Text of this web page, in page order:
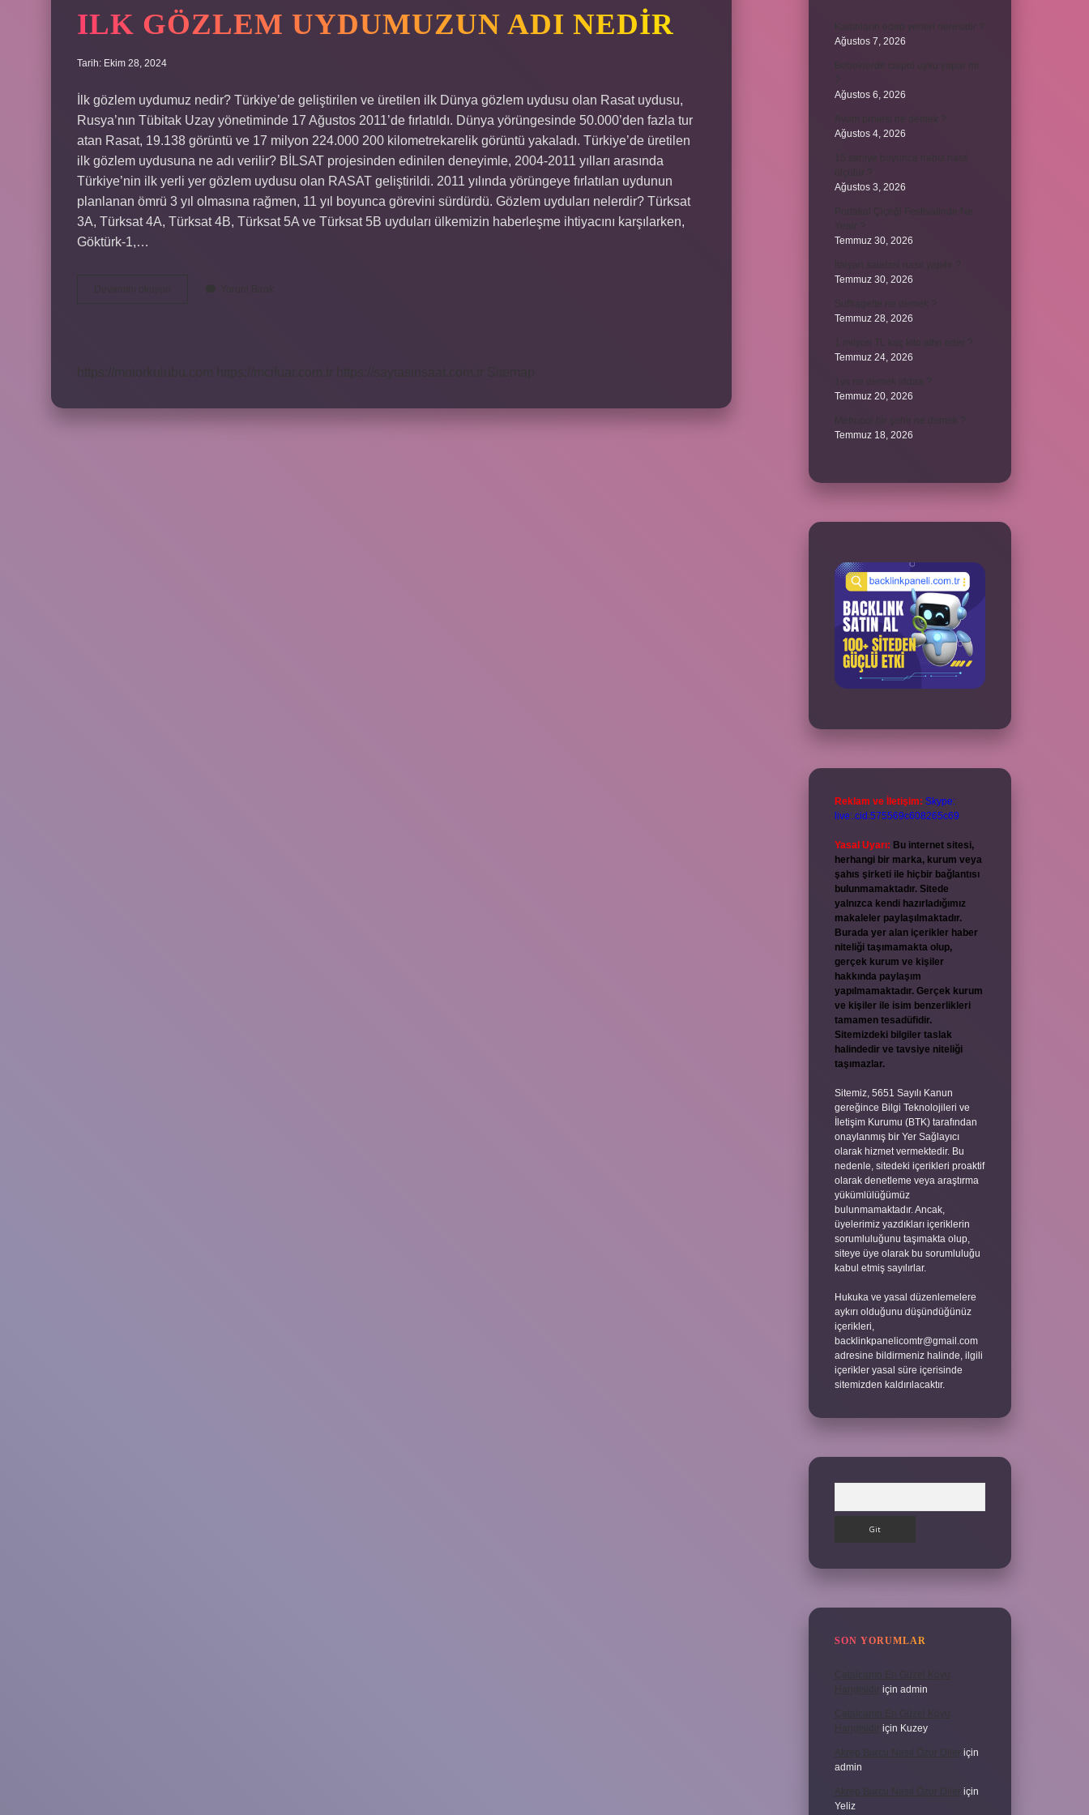
ILK GÖZLEM UYDUMUZUN ADI NEDIR
Tarih: Ekim 28, 2024
İlk gözlem uydumuz nedir? Türkiye’de geliştirilen ve üretilen ilk Dünya gözlem uydusu olan Rasat uydusu,
Rusya’nın Tübitak Uzay yönetiminde 17 Ağustos 2011’de fırlatıldı. Dünya yörüngesinde 50.000’den fazla tur
atan Rasat, 19.138 görüntü ve 17 milyon 224.000 200 kilometrekarelik görüntü yakaladı. Türkiye’de üretilen
ilk gözlem uydusuna ne adı verilir? BİLSAT projesinden edinilen deneyimle, 2004-2011 yılları arasında
Türkiye’nin ilk yerli yer gözlem uydusu olan RASAT geliştirildi. 2011 yılında yörüngeye fırlatılan uydunun
planlanan ömrü 3 yıl olmasına rağmen, 11 yıl boyunca görevini sürdürdü. Gözlem uyduları nelerdir? Türksat
3A, Türksat 4A, Türksat 4B, Türksat 5A ve Türksat 5B uyduları ülkemizin haberleşme ihtiyacını karşılarken,
Göktürk-1,…
Ağustos 7, 2026
Ağustos 6, 2026
Ağustos 4, 2026
Ağustos 3, 2026
Temmuz 30, 2026
Temmuz 30, 2026
Temmuz 28, 2026
Temmuz 24, 2026
Temmuz 20, 2026
Temmuz 18, 2026
Reklam ve İletişim: Skype:
live:.cid.575569c608265c69
Yasal Uyarı: Bu internet sitesi,
herhangi bir marka, kurum veya
şahıs şirketi ile hiçbir bağlantısı
bulunmamaktadır. Sitede
yalnızca kendi hazırladığımız
makaleler paylaşılmaktadır.
Burada yer alan içerikler haber
niteliği taşımamakta olup,
gerçek kurum ve kişiler
hakkında paylaşım
yapılmamaktadır. Gerçek kurum
ve kişiler ile isim benzerlikleri
tamamen tesadüfidir.
Sitemizdeki bilgiler taslak
halindedir ve tavsiye niteliği
taşımazlar.
Sitemiz, 5651 Sayılı Kanun
gereğince Bilgi Teknolojileri ve
İletişim Kurumu (BTK) tarafından
onaylanmış bir Yer Sağlayıcı
olarak hizmet vermektedir. Bu
nedenle, sitedeki içerikleri proaktif
olarak denetleme veya araştırma
yükümlülüğümüz
bulunmamaktadır. Ancak,
üyelerimiz yazdıkları içeriklerin
sorumluluğunu taşımakta olup,
siteye üye olarak bu sorumluluğu
kabul etmiş sayılırlar.
Hukuka ve yasal düzenlemelere
aykırı olduğunu düşündüğünüz
içerikleri,
backlinkpanelicomtr@gmail.com
adresine bildirmeniz halinde, ilgili
içerikler yasal süre içerisinde
sitemizden kaldırılacaktır.
SON YORUMLAR
Çatalcanın En Güzel Köyü
Hangisidir
için admin
Çatalcanın En Güzel Köyü
Hangisidir
için Kuzey
Akrep Burcu Nasıl Özür Diler
için
admin
Akrep Burcu Nasıl Özür Diler
için
Yeliz